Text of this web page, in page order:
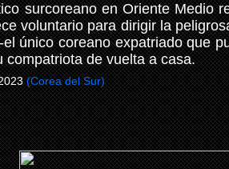
surcoreano en Oriente Medio
voluntario para dirigir la
único coreano expatriado que
compatriota de vuelta a casa.
(Corea del Sur)